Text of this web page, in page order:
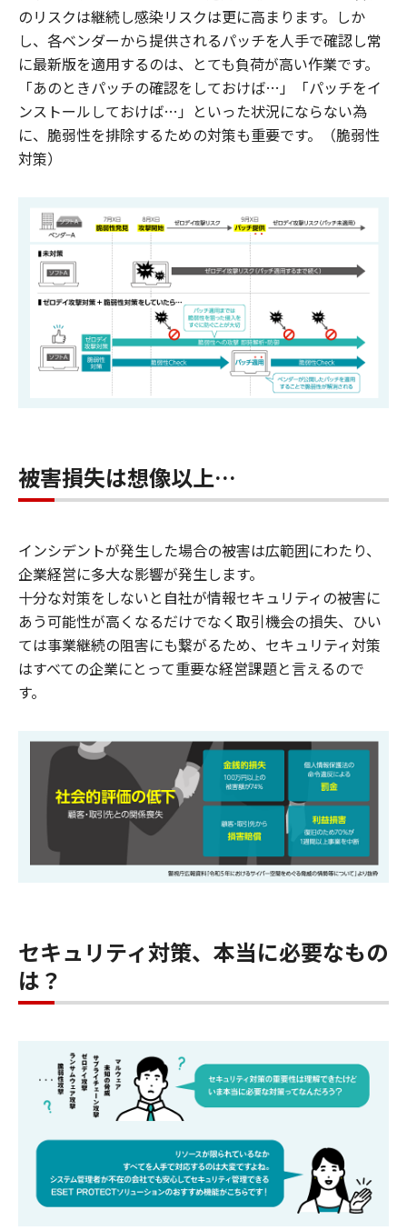
のリスクは継続し感染リスクは更に高まります。しか
し、各ベンダーから提供されるパッチを人手で確認し常
に最新版を適用するのは、とても負荷が高い作業です。
「あのときパッチの確認をしておけば…」「パッチをイ
ンストールしておけば…」といった状況にならない為
に、脆弱性を排除するための対策も重要です。（脆弱性
対策）
被害損失は想像以上…
インシデントが発生した場合の被害は広範囲にわたり、
企業経営に多大な影響が発生します。
十分な対策をしないと自社が情報セキュリティの被害に
あう可能性が高くなるだけでなく取引機会の損失、ひい
ては事業継続の阻害にも繋がるため、セキュリティ対策
はすべての企業にとって重要な経営課題と言えるので
す。
セキュリティ対策、本当に必要なもの
は？